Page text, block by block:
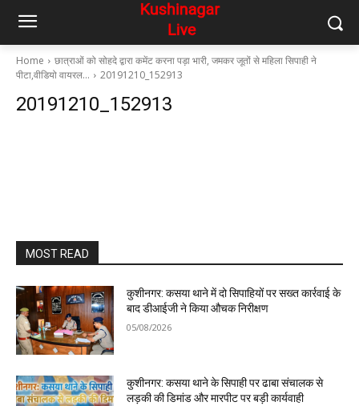
Home
छात्राओं को सोहदे द्वारा कमेंट करना पड़ा भारी, जमकर जूतों से महिला सिपाही ने
पीटा,वीडियो वायरल…
20191210_152913
20191210_152913
MOST READ
कुशीनगर: कसया थाने में दो सिपाहियों पर सख्त कार्रवाई के
बाद डीआईजी ने किया औचक निरीक्षण
05/08/2026
कुशीनगर: कसया थाने के सिपाही पर ढाबा संचालक से
लड़की की डिमांड और मारपीट पर बड़ी कार्यवाही